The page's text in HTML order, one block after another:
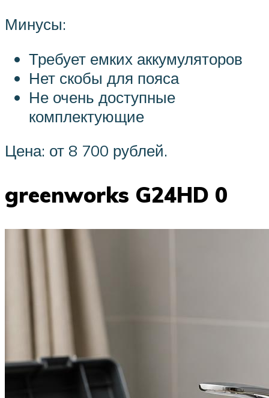
Минусы:
Требует емких аккумуляторов
Нет скобы для пояса
Не очень доступные
комплектующие
Цена: от 8 700 рублей.
greenworks G24HD 0